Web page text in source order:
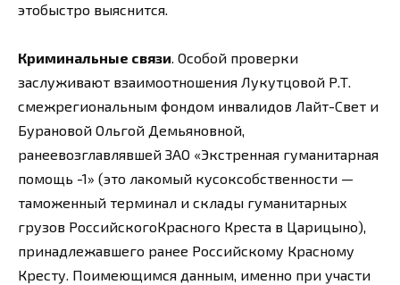
этобыстро выяснится.
Криминальные связи. Особой проверки
заслуживают взаимоотношения Лукутцовой Р.Т.
смежрегиональным фондом инвалидов Лайт-Свет и
Бурановой Ольгой Демьяновной,
ранеевозглавлявшей ЗАО «Экстренная гуманитарная
помощь -1» (это лакомый кусоксобственности —
таможенный терминал и склады гуманитарных
грузов РоссийскогоКрасного Креста в Царицыно),
принадлежавшего ранее Российскому Красному
Кресту. Поимеющимся данным, именно при участи